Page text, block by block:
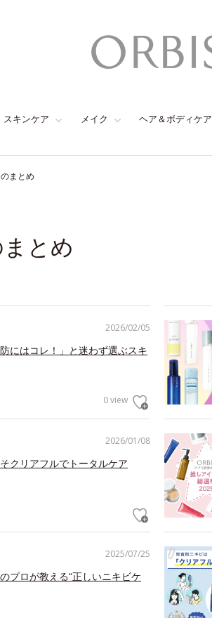
スキンケア メイク ヘア＆ボディケア
まとめ
とめ
2026/02/05
にはコレ！」と迷わず選ぶスキ
0 view
2026/01/08
クリアフルでトータルケア
2025/07/25
プロが教える“正しいニキビケ